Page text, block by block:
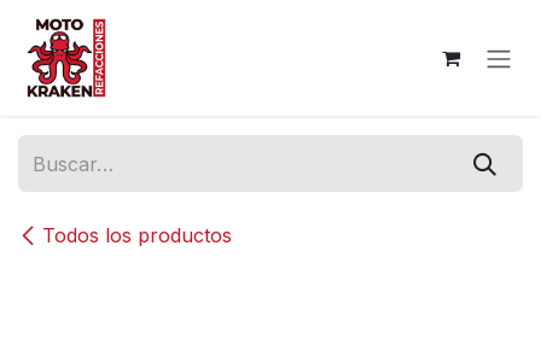
Ir al contenido
Todos los productos